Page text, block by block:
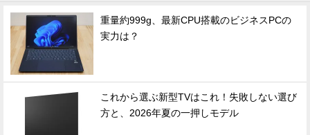
重量約999g、最新CPU搭載のビジネスPCの
実力は？
これから選ぶ新型TVはこれ！失敗しない選び
方と、2026年夏の一押しモデル